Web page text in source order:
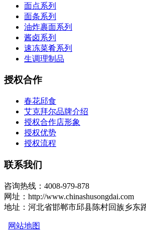
面点系列
面条系列
油炸裹面系列
酱卤系列
速冻菜肴系列
生调理制品
授权合作
春花邱食
艾克拜尔品牌介绍
授权合作店形象
授权优势
授权流程
联系我们
咨询热线：4008-979-878
网址：http://www.chinashusongdai.com
地址：河北省邯郸市邱县陈村回族乡东
网站地图